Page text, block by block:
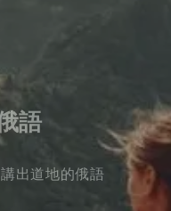
語
出道地的俄語